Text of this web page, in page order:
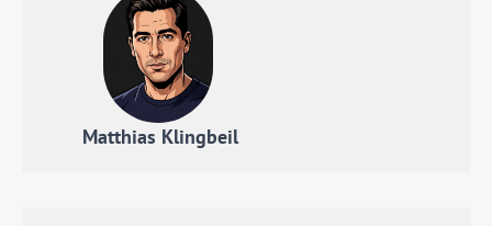
Matthias Klingbeil